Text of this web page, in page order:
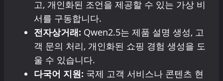
고, 개인화된 조언을 제공할 수 있는 가상 비
서를 구동합니다.
전자상거래: Qwen2.5는 제품 설명 생성, 고
객 문의 처리, 개인화된 쇼핑 경험 생성을 도
울 수 있습니다.
다국어 지원: 국제 고객 서비스나 콘텐츠 현